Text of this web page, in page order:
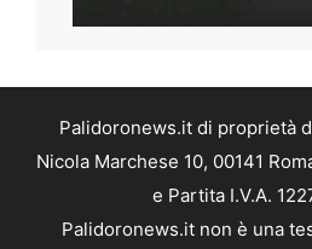
Palidoronews.it di proprietà
Nicola Marchese 10, 00141
e Partita I.V.A.
Palidoronews.it non è una